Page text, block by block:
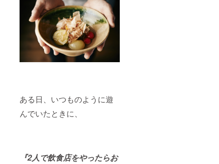
ある日、いつものように遊
んでいたときに、
『2人で飲食店をやったらお